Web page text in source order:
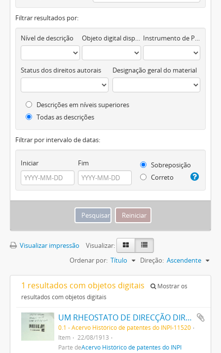
Filtrar resultados por:
Nível de descrição Objeto digital disponível Instrumento de Pesquisa
Status dos direitos autorais Designação geral do material
Descrições em níveis superiores
Todas as descrições
Filtrar por intervalo de datas:
Iniciar Fim
Sobreposição
Correto
Visualizar impressão
Visualizar:
Ordenar por: Título Direção: Ascendente
1 resultados com objetos digitais
Mostrar os
resultados com objetos digitais
UM RHEOSTATO DE DIRECÇÃO DIRECTA POR SOLENOIDE PARA SYSTEMAS DE ILLUMINAÇÃO DOS TRENS DE ESTRADA DE FERRO
0.1 - Acervo Histórico de patentes do INPI-11520
Item
22/08/1913
Parte deAcervo Histórico de patentes do INPI